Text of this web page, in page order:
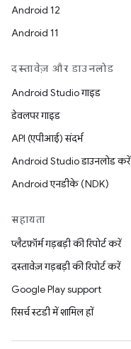
Android 12
Android 11
दस्तावेज़ और डाउनलोड
Android Studio गाइड
डेवलपर गाइड
API (एपीआई) संदर्भ
Android Studio डाउनलोड करें
Android एनडीके (NDK)
सहायता
प्लैटफ़ॉर्म गड़बड़ी की रिपोर्ट करें
दस्तावेज़ गड़बड़ी की रिपोर्ट करें
Google Play support
रिसर्च स्टडी में शामिल हों